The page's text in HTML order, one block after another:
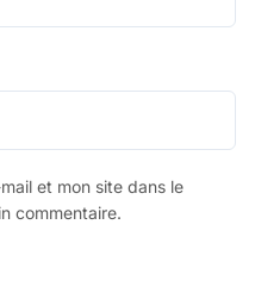
et mon site dans le
commentaire.